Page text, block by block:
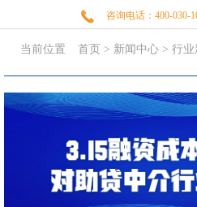
 咨询电话：400-030-
当前位置 首页 > 新闻中心 > 行业